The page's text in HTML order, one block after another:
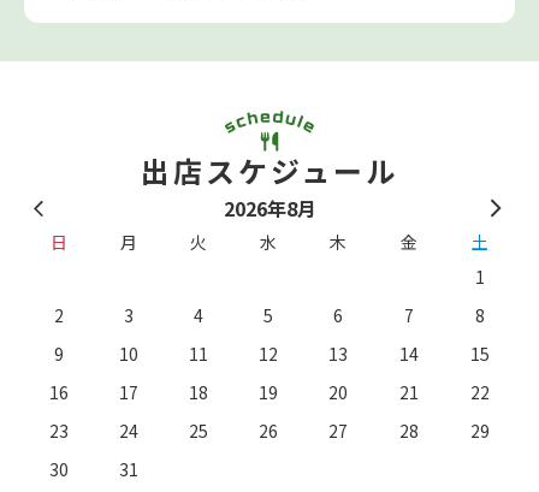
出店スケジュール
2026年8月
日 月 火 水 木 金
土
1
2
3 4 5 6 7
8
9
10 11 12 13 14
15
16
17 18 19 20 21
22
23
24 25 26 27 28
29
30
31